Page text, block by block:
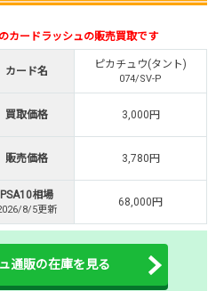
記念！激熱イベント開催中
くじ公式はこちら ＞
イベント開催中！
90%OFF
オリパ公式はこちら ＞
カードラッシュの販売買取です
カード名
ピカチュウ(タント)
074/SV-P
買取価格 3,000円
販売価格 3,780円
PSA10相場
8/5更新
68,000円
通販の在庫を見る